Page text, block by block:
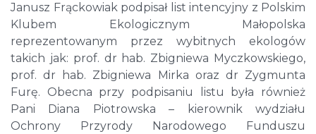
Janusz Frąckowiak podpisał list intencyjny z Polskim
Klubem Ekologicznym Małopolska
reprezentowanym przez wybitnych ekologów
takich jak: prof. dr hab. Zbigniewa Myczkowskiego,
prof. dr hab. Zbigniewa Mirka oraz dr Zygmunta
Furę. Obecna przy podpisaniu listu była również
Pani Diana Piotrowska – kierownik wydziału
Ochrony Przyrody Narodowego Funduszu